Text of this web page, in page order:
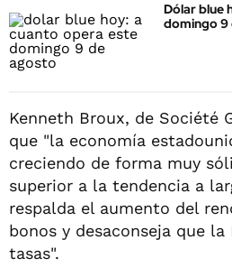
Dólar blue
domingo 9
Kenneth Broux, de Société
que "la economía
creciendo de forma muy
superior a la tendencia a
respalda el aumento del
bonos y desaconseja que la
tasas".